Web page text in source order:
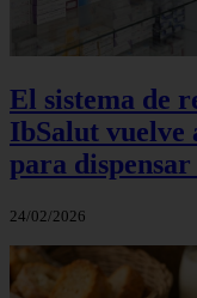
El sistema de
IbSalut vuelve
para
24/02/2026